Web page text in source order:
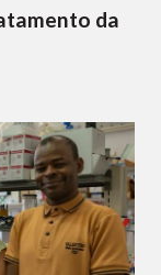
da